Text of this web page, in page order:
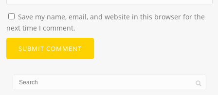
Save my name, email, and website in this browser for the
next time I comment.